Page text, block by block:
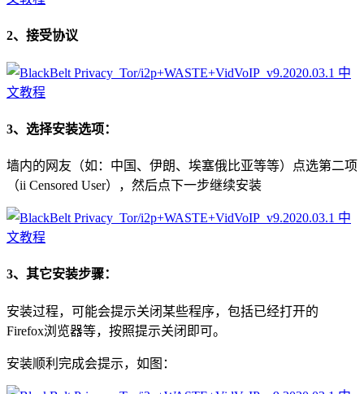
2、接受协议
3、选择安装选项：
墙内的网友（如：中国、伊朗、埃塞俄比亚等等）点选第二项
（ii Censored User），然后点下一步继续安装
3、其它安装步骤：
安装过程，可能会提示关闭某些程序，包括已经打开的
Firefox浏览器等，按照提示关闭即可。
安装顺利完成会提示，如图：